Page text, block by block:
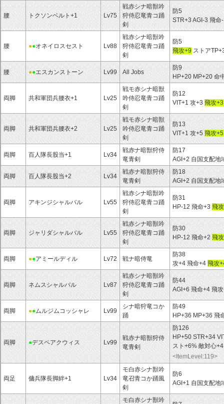
腰 トクソンベルト+1 Lv75
戦赤シナ暗獣吟
狩侍忍竜青コ踊
剣
防5
STR+3 AGI-3 飛
腰 ●●オネイロスセスト Lv88
戦赤シナ暗獣吟
狩侍忍竜青コ踊
剣
防5
飛攻+9 ストア
腰 ●●エスカンストーン Lv99 All Jobs
防9
HP+20 MP+20 命
両脚 共和軍団兵腰衣+1 Lv25
戦モ赤シナ暗獣
吟侍忍竜青コ踊
剣
防12
VIT+1 攻+3 飛攻+3
両脚 共和軍団兵腰衣+2 Lv25
戦モ赤シナ暗獣
吟侍忍竜青コ踊
剣
防13
VIT+1 攻+5 飛攻+5
両脚 百人隊長股当+1 Lv34
戦赤ナ暗獣狩侍
竜青剣
防17
AGI+2 自国支配地
両脚 百人隊長股当+2 Lv34
戦赤ナ暗獣狩侍
竜青剣
防18
AGI+2 自国支配地
両脚 アキンジシャルバル Lv55
戦赤シナ暗獣吟
狩侍忍竜青コ踊
剣
防31
HP-12 飛命+3 飛
両脚 ジャリダシャルバル Lv55
戦赤シナ暗獣吟
狩侍忍竜青コ踊
剣
防30
HP-12 飛命+2 飛
両脚 ●●アミールディル Lv72 戦ナ暗侍竜
防38
攻+4 飛命+4 飛攻
両脚 ネムスシャルバル Lv87
戦赤シナ暗獣吟
狩侍忍竜青コ踊
剣
防44
AGI+6 飛命+4 飛
両脚 ●●ムルジムコッシャレ Lv99
シナ暗狩竜コか
踊
防49
HP+36 MP+36 飛
両脚 ●デスペアクウィス Lv99
戦赤ナ暗獣狩侍
竜青剣
防126
HP+50 STR+34
スト+6% 敵対心
<ItemLevel:119>
両足 傭兵隊長脚絆+1 Lv34
モ白赤シナ獣吟
竜召青コか踊風
剣
防6
AGI+1 自国支配地
モ白赤シナ獣吟